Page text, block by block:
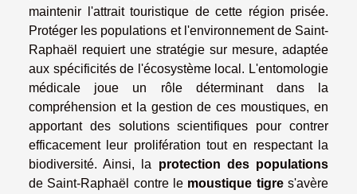
maintenir l'attrait touristique de cette région prisée.
Protéger les populations et l'environnement de Saint-
Raphaël requiert une stratégie sur mesure, adaptée
aux spécificités de l'écosystème local. L'entomologie
médicale joue un rôle déterminant dans la
compréhension et la gestion de ces moustiques, en
apportant des solutions scientifiques pour contrer
efficacement leur prolifération tout en respectant la
biodiversité. Ainsi, la protection des populations
de Saint-Raphaël contre le moustique tigres'avère